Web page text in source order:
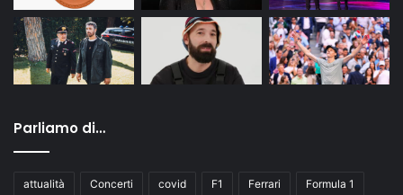
Parliamo di…
attualità Concerti covid F1 Ferrari Formula 1